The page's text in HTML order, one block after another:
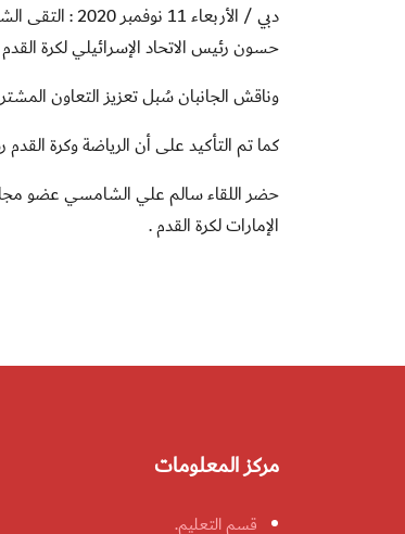
دبي /
حسون رئيس الاتحاد الإسرائيلي لكرة
وناقش الجانبان سُبل تعزيز التعاون
كما تم التأكيد على أن الرياضة وكرة
حضر اللقاء سالم علي الشامسي عضو مجلس
الإمارات لكرة القدم .
مركز المعلومات
قسم التعليم.